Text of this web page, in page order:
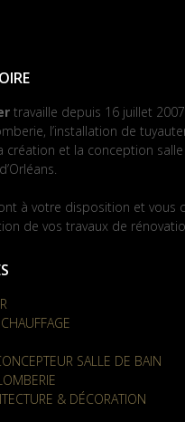
travaille depuis 16 juillet
l’installation de
création et la conception
à votre disposition et vous
de vos travaux de
SALLE DE BAIN
& DÉCORATION